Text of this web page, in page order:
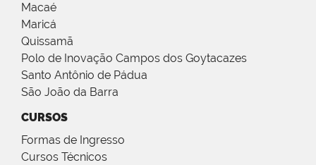
Macaé
Maricá
Quissamã
Polo de Inovação Campos dos Goytacazes
Santo Antônio de Pádua
São João da Barra
CURSOS
Formas de Ingresso
Cursos Técnicos